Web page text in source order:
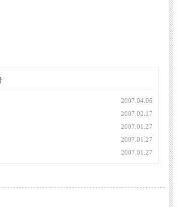
2007.04.06
2007.02.17
2007.01.27
2007.01.27
2007.01.27